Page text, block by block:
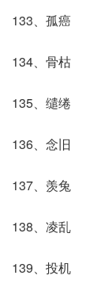
133、孤癌
134、骨枯
135、缱绻
136、念旧
137、羡兔
138、凌乱
139、投机